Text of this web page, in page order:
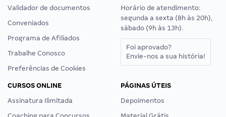
Validador de documentos
Conveniados
Programa de Afiliados
Trabalhe Conosco
Preferências de Cookies
Horário de atendimento:
segunda a sexta (8h às 20h),
sábado (9h às 13h).
Foi aprovado?
Envie-nos a sua história!
CURSOS ONLINE
Assinatura Ilimitada
PÁGINAS ÚTEIS
Depoimentos